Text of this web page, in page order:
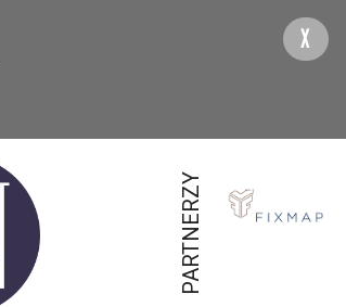
X
PARTNERZY